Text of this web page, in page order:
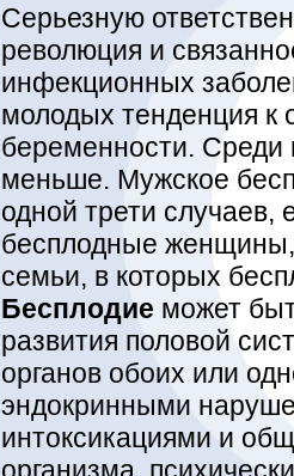
Серьезную
революция и
инфекционных
молодых тенденция к
беременности. Среди
меньше. Мужское
одной трети случаев,
бесплодные женщины,
семьи, в которых
Бесплодие может
развития половой
органов обоих или
эндокринными
интоксикациями и
организма,